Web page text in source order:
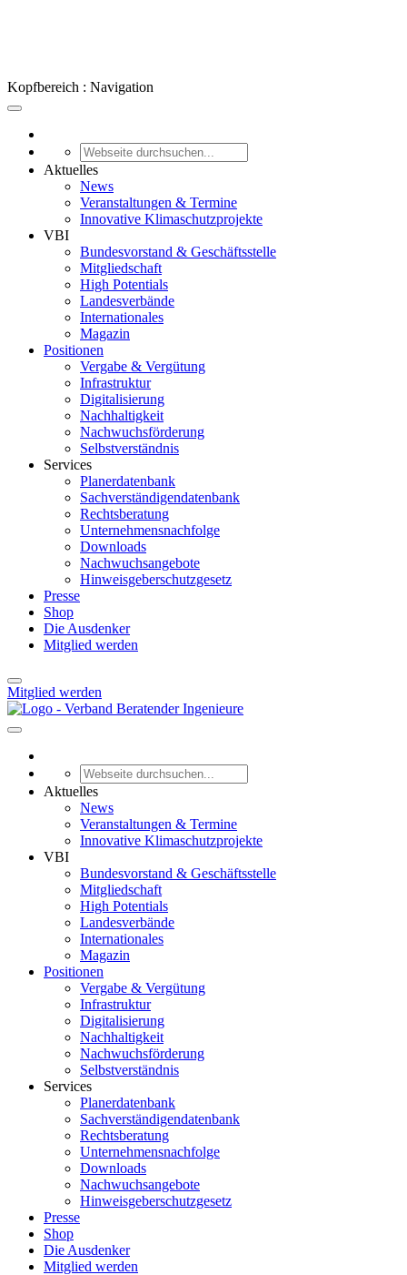
Kopfbereich : Navigation
Aktuelles
News
Veranstaltungen & Termine
Innovative Klimaschutzprojekte
VBI
Bundesvorstand & Geschäftsstelle
Mitgliedschaft
High Potentials
Landesverbände
Internationales
Magazin
Positionen
Vergabe & Vergütung
Infrastruktur
Digitalisierung
Nachhaltigkeit
Nachwuchsförderung
Selbstverständnis
Services
Planerdatenbank
Sachverständigendatenbank
Rechtsberatung
Unternehmensnachfolge
Downloads
Nachwuchsangebote
Hinweisgeberschutzgesetz
Presse
Shop
Die Ausdenker
Mitglied werden
Mitglied werden
Aktuelles
News
Veranstaltungen & Termine
Innovative Klimaschutzprojekte
VBI
Bundesvorstand & Geschäftsstelle
Mitgliedschaft
High Potentials
Landesverbände
Internationales
Magazin
Positionen
Vergabe & Vergütung
Infrastruktur
Digitalisierung
Nachhaltigkeit
Nachwuchsförderung
Selbstverständnis
Services
Planerdatenbank
Sachverständigendatenbank
Rechtsberatung
Unternehmensnachfolge
Downloads
Nachwuchsangebote
Hinweisgeberschutzgesetz
Presse
Shop
Die Ausdenker
Mitglied werden